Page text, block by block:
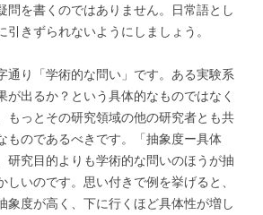
問を書くのではありません。日常語とし
きずられないようにしましょう。
通り「学術的な問い」です。ある実験系
が出るか？という具体的なものではなく
もっとその研究領域の他の研究者とも共
ものであるべきです。「抽象度ー具体
研究目的よりも学術的な問いのほうが抽
いのです。思い付きで例を挙げると、
象度が高く、下に行くほど具体性が増し